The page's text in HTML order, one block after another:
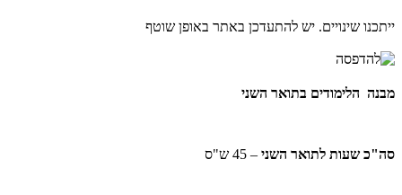
ייתכנו שינויים. יש להתעדכן באתר באופן שוטף
מבנה הלימודים בתואר השני
סה"כ שעות לתואר השני – 45 ש"ס